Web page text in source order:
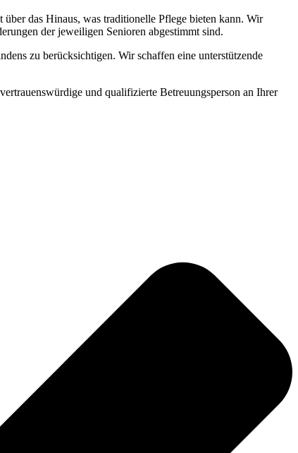
das Hinaus, was traditionelle Pflege bieten kann. Wir
der jeweiligen Senioren abgestimmt sind.
zu berücksichtigen. Wir schaffen eine unterstützende
und qualifizierte Betreuungsperson an Ihrer